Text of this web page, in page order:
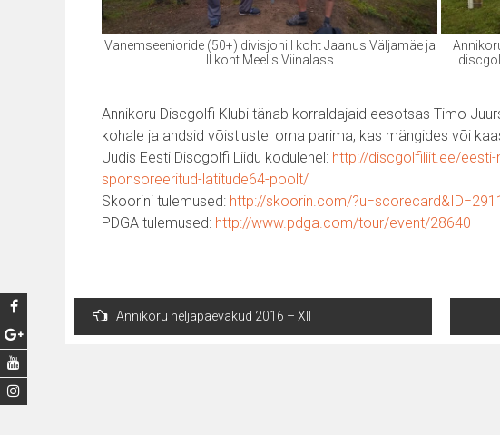
Vanemseenioride (50+) divisjoni I koht Jaanus Väljamäe ja
II koht Meelis Viinalass
Annikoru Discgolfi Klubi tänab korraldajaid eesotsas Timo
kohale ja andsid võistlustel oma parima, kas mängides või
Uudis Eesti Discgolfi Liidu kodulehel: http://discgolfiliit.ee/
sponsoreeritud-latitude64-poolt/
Skoorini tulemused: http://skoorin.com/
PDGA tulemused: http://www.pdga.com/tour/event/28640
Post
navigation
Annikoru neljapäevakud 2016 – XII